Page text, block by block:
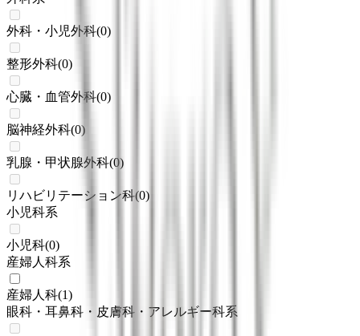
外科・小児外科(0)
整形外科(0)
心臓・血管外科(0)
脳神経外科(0)
乳腺・甲状腺外科(0)
リハビリテーション科(0)
小児科系
小児科(0)
産婦人科系
産婦人科(1)
眼科・耳鼻科・皮膚科・アレルギー科系